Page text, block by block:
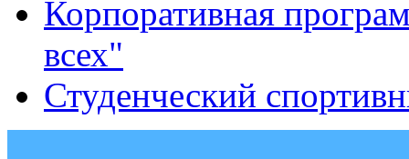
Корпоративная
всех"
Студенческий